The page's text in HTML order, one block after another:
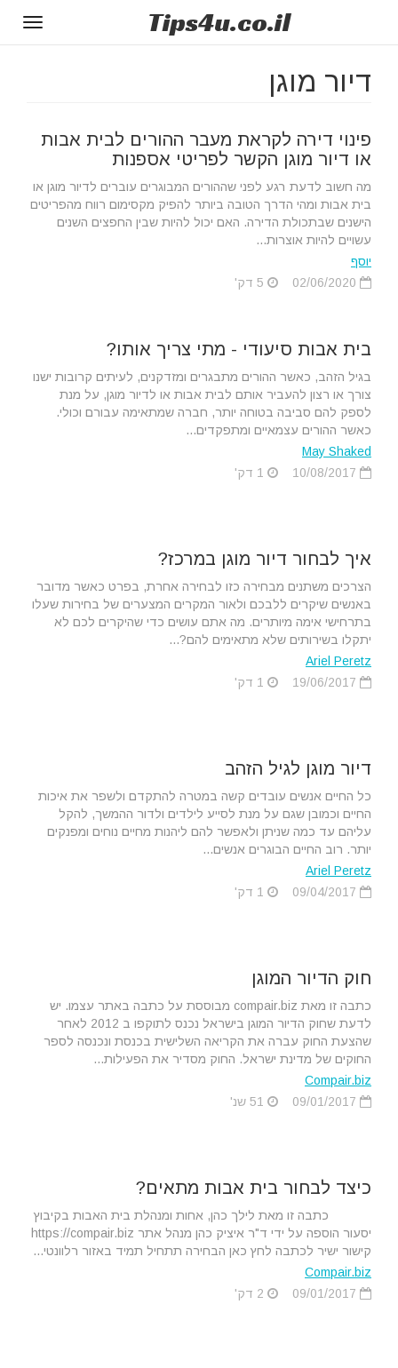
Tips4u.co.il
דיור מוגן
פינוי דירה לקראת מעבר ההורים לבית אבות
או דיור מוגן הקשר לפריטי אספנות
מה חשוב לדעת רגע לפני שההורים המבוגרים עוברים לדיור מוגן או
בית אבות ומהי הדרך הטובה ביותר להפיק מקסימום רווח מהפריטים
הישנים שבתכולת הדירה. האם יכול להיות שבין החפצים השנים
עשויים להיות אוצרות...
יוסף
בית אבות סיעודי - מתי צריך אותו?
בגיל הזהב, כאשר ההורים מתבגרים ומזדקנים, לעיתים קרובות ישנו
צורך או רצון להעביר אותם לבית אבות או לדיור מוגן, על מנת
לספק להם סביבה בטוחה יותר, חברה שמתאימה עבורם וכולי.
כאשר ההורים עצמאיים ומתפקדים...
May Shaked
איך לבחור דיור מוגן במרכז?
הצרכים משתנים מבחירה כזו לבחירה אחרת, בפרט כאשר מדובר
באנשים שיקרים ללבכם ולאור המקרים המצערים של בחירות שעלו
בתרחישי אימה מיותרים. מה אתם עושים כדי שהיקרים לכם לא
יתקלו בשירותים שלא מתאימים להם?...
Ariel Peretz
דיור מוגן לגיל הזהב
כל החיים אנשים עובדים קשה במטרה להתקדם ולשפר את איכות
החיים וכמובן שגם על מנת לסייע לילדים ולדור ההמשך, להקל
עליהם עד כמה שניתן ולאפשר להם ליהנות מחיים נוחים ומפנקים
יותר. רוב החיים הבוגרים אנשים...
Ariel Peretz
חוק הדיור המוגן
כתבה זו מאת compair.biz מבוססת על כתבה באתר עצמו. יש
לדעת שחוק הדיור המוגן בישראל נכנס לתוקפו ב 2012 לאחר
שהצעת החוק עברה את הקריאה השלישית בכנסת ונכנסה לספר
החוקים של מדינת ישראל. החוק מסדיר את הפעילות...
Compair.biz
כיצד לבחור בית אבות מתאים?
כתבה זו מאת לילך כהן, אחות ומנהלת בית האבות בקיבוץ
יסעור הוספה על ידי ד"ר איציק כהן מנהל אתר https://compair.biz
קישור ישיר לכתבה לחץ כאן הבחירה תתחיל תמיד באזור רלוונטי...
Compair.biz